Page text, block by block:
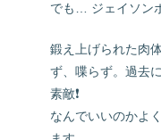
でも… ジェイソン
鍛え上げられた肉
ず、喋らず。過去
素敵❗
なんでいいのかよ